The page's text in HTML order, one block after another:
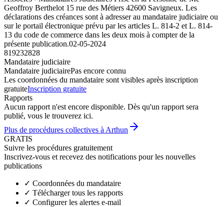
Geoffroy Berthelot 15 rue des Métiers 42600 Savigneux. Les
déclarations des créances sont à adresser au mandataire judiciaire ou
sur le portail électronique prévu par les articles L. 814-2 et L. 814-
13 du code de commerce dans les deux mois à compter de la
présente publication.02-05-2024
819232828
Mandataire judiciaire
Mandataire judiciairePas encore connu
Les coordonnées du mandataire sont visibles après inscription
gratuiteInscription gratuite
Rapports
Aucun rapport n'est encore disponible. Dès qu'un rapport sera
publié, vous le trouverez ici.
Plus de procédures collectives à Arthun
GRATIS
Suivre les procédures gratuitement
Inscrivez-vous et recevez des notifications pour les nouvelles
publications
✓ Coordonnées du mandataire
✓ Télécharger tous les rapports
✓ Configurer les alertes e-mail